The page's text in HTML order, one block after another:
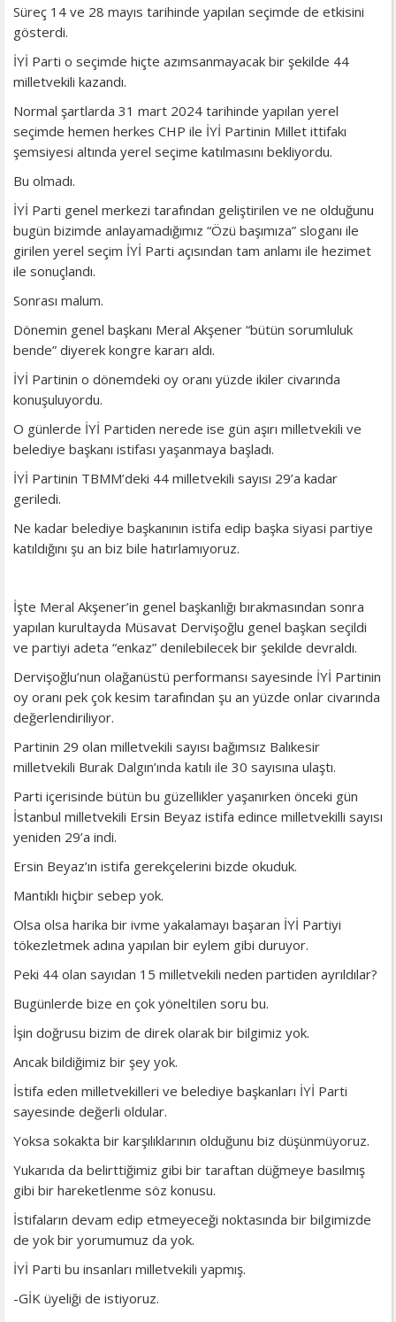
Süreç 14 ve 28 mayıs tarihinde yapılan seçimde de etkisini
gösterdi.
İYİ Parti o seçimde hiçte azımsanmayacak bir şekilde 44
milletvekili kazandı.
Normal şartlarda 31 mart 2024 tarihinde yapılan yerel
seçimde hemen herkes CHP ile İYİ Partinin Millet ittifakı
şemsiyesi altında yerel seçime katılmasını bekliyordu.
Bu olmadı.
İYİ Parti genel merkezi tarafından geliştirilen ve ne olduğunu
bugün bizimde anlayamadığımız “Özü başımıza” sloganı ile
girilen yerel seçim İYİ Parti açısından tam anlamı ile hezimet
ile sonuçlandı.
Sonrası malum.
Dönemin genel başkanı Meral Akşener “bütün sorumluluk
bende” diyerek kongre kararı aldı.
İYİ Partinin o dönemdeki oy oranı yüzde ikiler civarında
konuşuluyordu.
O günlerde İYİ Partiden nerede ise gün aşırı milletvekili ve
belediye başkanı istifası yaşanmaya başladı.
İYİ Partinin TBMM’deki 44 milletvekili sayısı 29’a kadar
geriledi.
Ne kadar belediye başkanının istifa edip başka siyasi partiye
katıldığını şu an biz bile hatırlamıyoruz.
İşte Meral Akşener’in genel başkanlığı bırakmasından sonra
yapılan kurultayda Müsavat Dervişoğlu genel başkan seçildi
ve partiyi adeta “enkaz” denilebilecek bir şekilde devraldı.
Dervişoğlu’nun olağanüstü performansı sayesinde İYİ Partinin
oy oranı pek çok kesim tarafından şu an yüzde onlar civarında
değerlendiriliyor.
Partinin 29 olan milletvekili sayısı bağımsız Balıkesir
milletvekili Burak Dalgın’ında katılı ile 30 sayısına ulaştı.
Parti içerisinde bütün bu güzellikler yaşanırken önceki gün
İstanbul milletvekili Ersin Beyaz istifa edince milletvekilli sayısı
yeniden 29’a indi.
Ersin Beyaz’ın istifa gerekçelerini bizde okuduk.
Mantıklı hiçbir sebep yok.
Olsa olsa harika bir ivme yakalamayı başaran İYİ Partiyi
tökezletmek adına yapılan bir eylem gibi duruyor.
Peki 44 olan sayıdan 15 milletvekili neden partiden ayrıldılar?
Bugünlerde bize en çok yöneltilen soru bu.
İşin doğrusu bizim de direk olarak bir bilgimiz yok.
Ancak bildiğimiz bir şey yok.
İstifa eden milletvekilleri ve belediye başkanları İYİ Parti
sayesinde değerli oldular.
Yoksa sokakta bir karşılıklarının olduğunu biz düşünmüyoruz.
Yukarıda da belirttiğimiz gibi bir taraftan düğmeye basılmış
gibi bir hareketlenme söz konusu.
İstifaların devam edip etmeyeceği noktasında bir bilgimizde
de yok bir yorumumuz da yok.
İYİ Parti bu insanları milletvekili yapmış.
-GİK üyeliği de istiyoruz.